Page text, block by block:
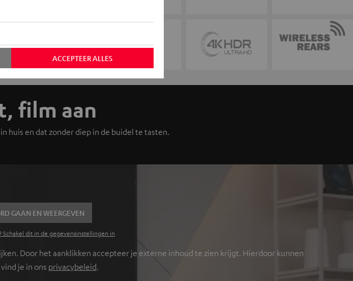
film aan
huis en dat zonder diep in de buidel te tasten.
GAAN EN WEERGEVEN
dit in de gegevensinstellingen in
Door het aanklikken accepteer je externe inhoud te zien krijgt. Hierdoor kunnen
je in ons privacybeleid.
ACCEPTEER ALLES